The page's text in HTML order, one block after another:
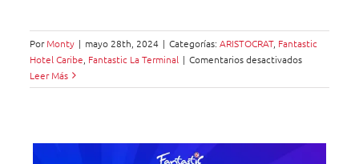
PorMonty | mayo 28th, 2024 | Categorías:ARISTOCRAT, Fantastic
Hotel Caribe Fantastic La Terminal | Comentarios desactivadosen
Cash
Leer Más